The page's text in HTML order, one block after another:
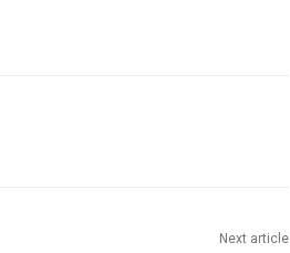
Next article